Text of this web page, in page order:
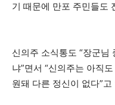
기 때문에 만포 주민들도
신의주 소식통도 “장군님
냐”면서 “신의주는 아직
원돼 다른 정신이 없다”고